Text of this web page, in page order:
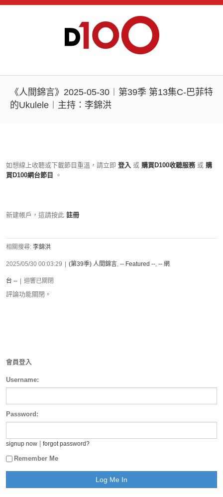
《人間錦言》2025-05-30︱第39季 第13集C-巴菲特
的Ukulele︱主持：李錦洪
如想線上收聽或下載節目重溫，請立即 登入 或 購買D100收聽服務 或 購
買D100網台節目
。
新建帳戶，這請按此 註冊
相關搜尋: 李錦洪
2025/05/30 00:03:29 (第39季) 人間錦言, -- Featured --, -- 網
台 -- 迴響已關閉
評論功能關閉。
會員登入
Username:
Password:
signup now forgot password?
Remember Me